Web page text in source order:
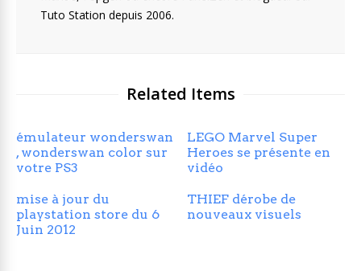
Tuto Station depuis 2006.
Related Items
émulateur wonderswan
, wonderswan color sur
votre PS3
LEGO Marvel Super
Heroes se présente en
vidéo
mise à jour du
playstation store du 6
Juin 2012
THIEF dérobe de
nouveaux visuels